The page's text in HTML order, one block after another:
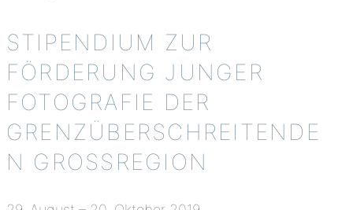
STIPENDIUM ZUR
FÖRDERUNG JUNGER
FOTOGRAFIE DER
GRENZÜBERSCHREITENDE
N GROSSREGION